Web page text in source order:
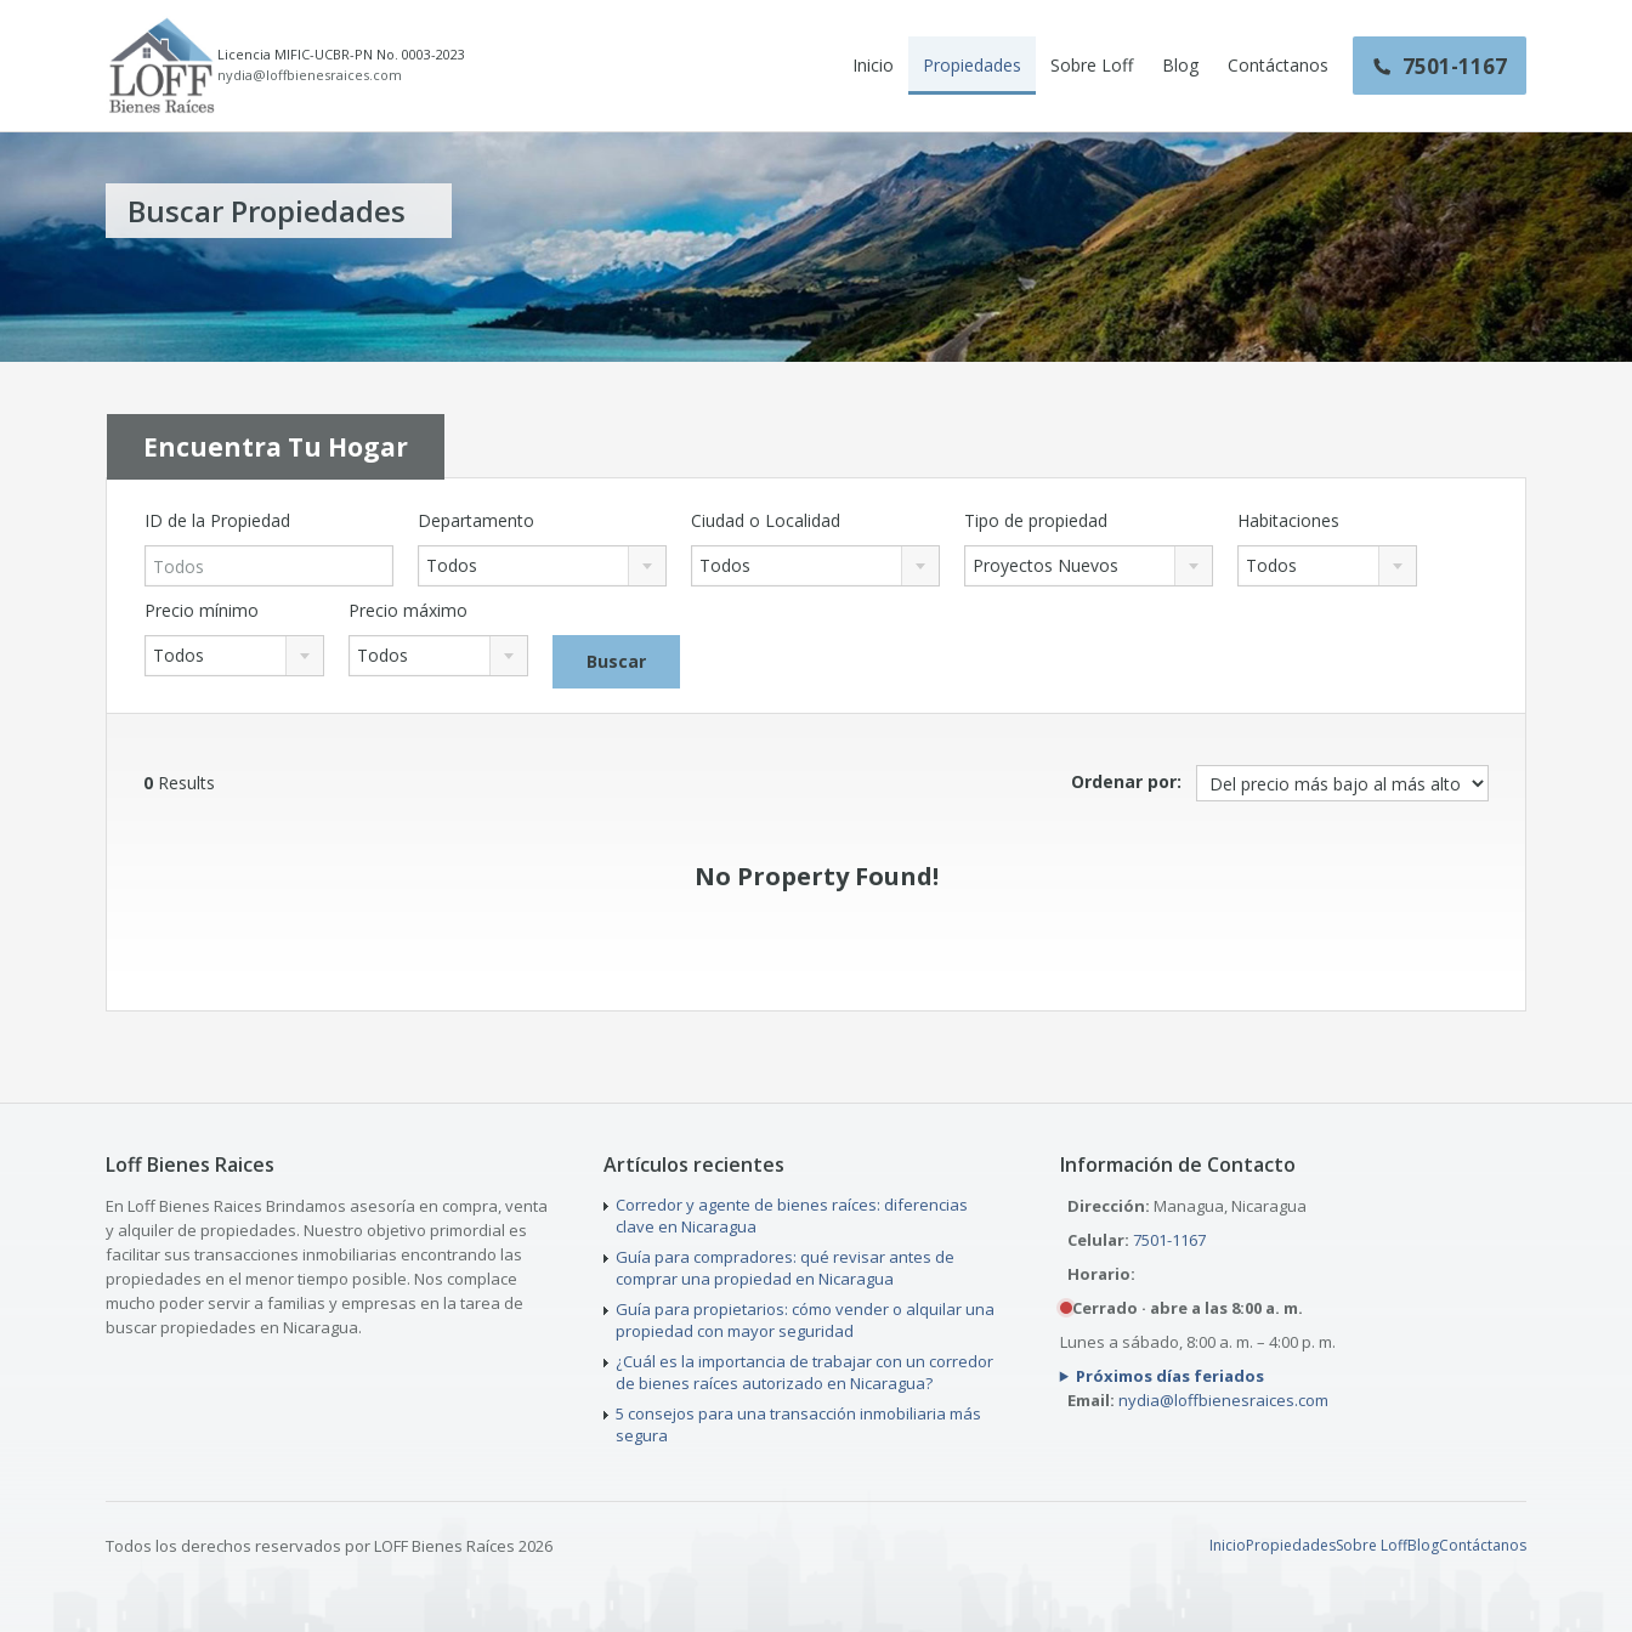
Licencia MIFIC-UCBR-PN No. 0003-2023
nydia@loffbienesraices.com
Inicio Propiedades Sobre Loff Blog Contáctanos 7501-1167
Buscar Propiedades
Encuentra Tu Hogar
ID de la Propiedad
Departamento
Todos
Ciudad o Localidad
Todos
Tipo de propiedad
Proyectos Nuevos
Habitaciones
Todos
Precio mínimo
Todos
Precio máximo
Todos
0 Results Ordenar por:
No Property Found!
Loff Bienes Raices
En Loff Bienes Raices Brindamos asesoría en compra, venta
y alquiler de propiedades. Nuestro objetivo primordial es
facilitar sus transacciones inmobiliarias encontrando las
propiedades en el menor tiempo posible. Nos complace
mucho poder servir a familias y empresas en la tarea de
buscar propiedades en Nicaragua.
Artículos recientes
Corredor y agente de bienes raíces: diferencias
clave en Nicaragua
Guía para compradores: qué revisar antes de
comprar una propiedad en Nicaragua
Guía para propietarios: cómo vender o alquilar una
propiedad con mayor seguridad
¿Cuál es la importancia de trabajar con un corredor
de bienes raíces autorizado en Nicaragua?
5 consejos para una transacción inmobiliaria más
segura
Información de Contacto
Dirección: Managua, Nicaragua
Celular: 7501-1167
Horario:
Cerrado · abre a las 8:00 a. m.
Lunes a sábado, 8:00 a. m. – 4:00 p. m.
Próximos días feriados
Email: nydia@loffbienesraices.com
Todos los derechos reservados por LOFF Bienes Raíces 2026 InicioPropiedadesSobre LoffBlogContáctanos